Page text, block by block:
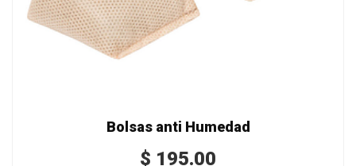
Bolsas anti Humedad
$ 195.00